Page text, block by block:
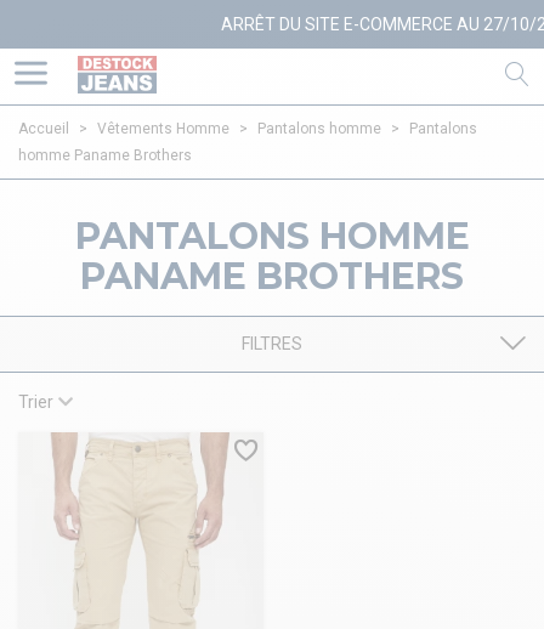
ARRÊT DU SITE E-COMMERCE AU 27/10/
Accueil > Vêtements Homme > Pantalons homme >
Pantalons
homme Paname Brothers
PANTALONS HOMME
PANAME BROTHERS
FILTRES
Trier